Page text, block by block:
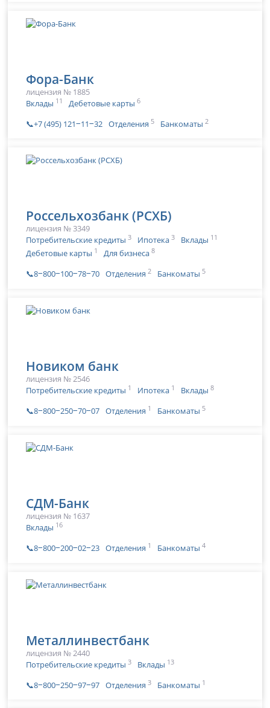
Фора-Банк
лицензия № 1885
Вклады 11 Дебетовые карты 6
📞+7 (495) 121‒11‒32 Отделения 5 Банкоматы 2
Россельхозбанк (РСХБ)
лицензия № 3349
Потребительские кредиты 3 Ипотека 3 Вклады 11
Дебетовые карты 1 Для бизнеса 8
📞8‒800‒100‒78‒70 Отделения 2 Банкоматы 5
Новиком банк
лицензия № 2546
Потребительские кредиты 1 Ипотека 1 Вклады 8
📞8‒800‒250‒70‒07 Отделения 1 Банкоматы 5
СДМ-Банк
лицензия № 1637
Вклады 16
📞8‒800‒200‒02‒23 Отделения 1 Банкоматы 4
Металлинвестбанк
лицензия № 2440
Потребительские кредиты 3 Вклады 13
📞8‒800‒250‒97‒97 Отделения 3 Банкоматы 1